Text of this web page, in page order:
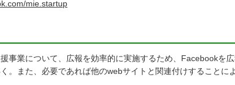
mie.startup
事業について、広報を効率的に実施するため、Facebookを
。また、必要であれば他のwebサイトと関連付けすることに